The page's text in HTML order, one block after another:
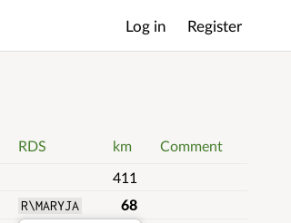
Main
Log in Register
RDS km
Comment
411
R\MARYJA
68